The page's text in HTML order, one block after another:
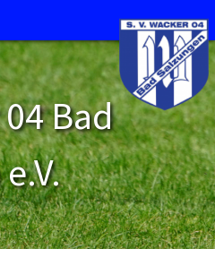
Bad